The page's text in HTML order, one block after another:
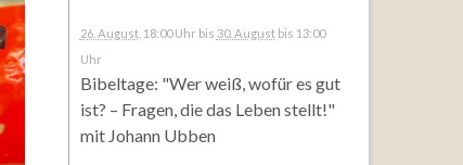
26. August, 18:00 Uhr bis 30. Augustbis 13:00
Uhr
Bibeltage: "Wer weiß, wofür es gut
ist? – Fragen, die das Leben stellt!"
mit Johann Ubben